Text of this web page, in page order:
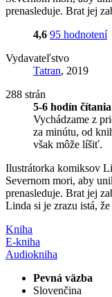
prenasleduje. Brat jej
4,6 95 hodnotení
Vydavateľstvo
Tatran, 2019
288 strán
5-6 hodín čítania
Vychádzame z
za minútu, od
však môže líšiť.
Ilustrátorka komiksov
Severnom mori, aby
prenasleduje. Brat jej
Linda si je zrazu istá,
Kniha
E-kniha
Audiokniha
Pevná väzba
Slovenčina